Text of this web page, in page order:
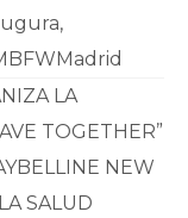
LA
TOGETHER”
NEW
SALUD